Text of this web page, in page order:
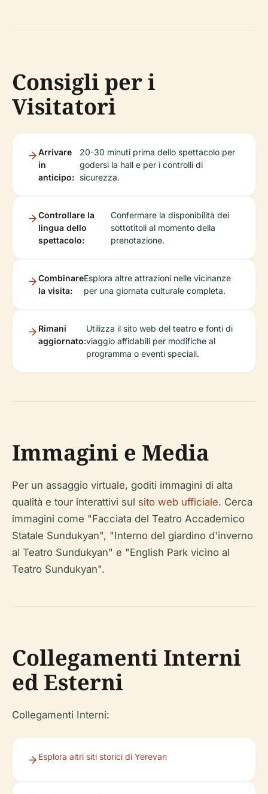
Consigli per i
Visitatori
Arrivare
in
anticipo:
20-30 minuti prima dello spettacolo per
godersi la hall e per i controlli di
sicurezza.
Controllare la
lingua dello
spettacolo:
Confermare la disponibilità dei
sottotitoli al momento della
prenotazione.
Combinare
la visita:
Esplora altre attrazioni nelle vicinanze
per una giornata culturale completa.
Rimani
aggiornato:
Utilizza il sito web del teatro e fonti di
viaggio affidabili per modifiche al
programma o eventi speciali.
Immagini e Media
Per un assaggio virtuale, goditi immagini di alta
qualità e tour interattivi sul sito web ufficiale. Cerca
immagini come "Facciata del Teatro Accademico
Statale Sundukyan", "Interno del giardino d'inverno
al Teatro Sundukyan" e "English Park vicino al
Teatro Sundukyan".
Collegamenti Interni
ed Esterni
Collegamenti Interni:
Esplora altri siti storici di Yerevan